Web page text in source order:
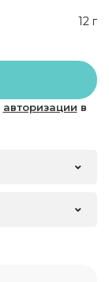
12 г
авторизации в